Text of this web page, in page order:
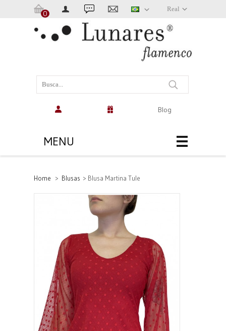
Real
Blog
0
(vazio)
MENU
Home > Blusas > Blusa Martina Tule